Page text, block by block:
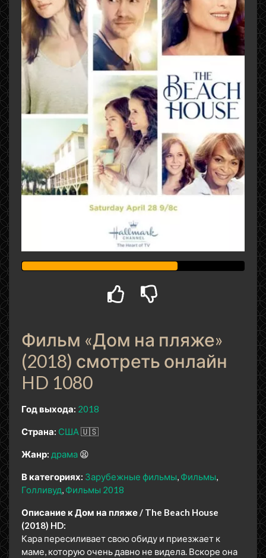
Фильм «Дом на пляже»
(2018) смотреть онлайн
HD 1080
Год выхода: 2018
Страна: США🇺🇸
Жанр: драма 😫
В категориях: Зарубежные фильмы Фильмы
Голливуд Фильмы 2018
Описание к Дом на пляже / The Beach House
(2018) HD:
Кара пересиливает свою обиду и приезжает к
маме, которую очень давно не видела. Вскоре она